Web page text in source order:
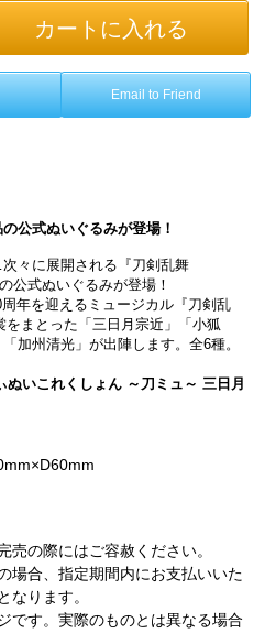
カートに入れる
Email to Friend
公式ぬいぐるみが登場！
々に展開される『刀剣乱舞
公式ぬいぐるみが登場！
年を迎えるミュージカル『刀剣乱
まとった「三日月宗近」「小狐
加州清光」が出陣します。全6種。
いこれくしょん ～刀ミュ～ 三日月
売の際にはご容赦ください。
場合、指定期間内にお支払いいた
なります。
です。実際のものとは異なる場合